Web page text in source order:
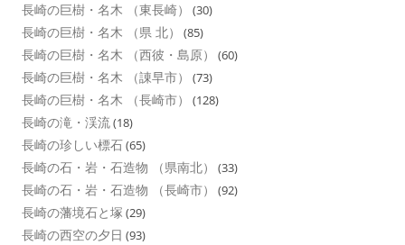
長崎の巨樹・名木 （東長崎） (30)
長崎の巨樹・名木 （県 北） (85)
長崎の巨樹・名木 （西彼・島原） (60)
長崎の巨樹・名木 （諌早市） (73)
長崎の巨樹・名木 （長崎市） (128)
長崎の滝・渓流(18)
長崎の珍しい標石(65)
長崎の石・岩・石造物 （県南北） (33)
長崎の石・岩・石造物 （長崎市） (92)
長崎の藩境石と塚 (29)
長崎の西空の夕日 (93)